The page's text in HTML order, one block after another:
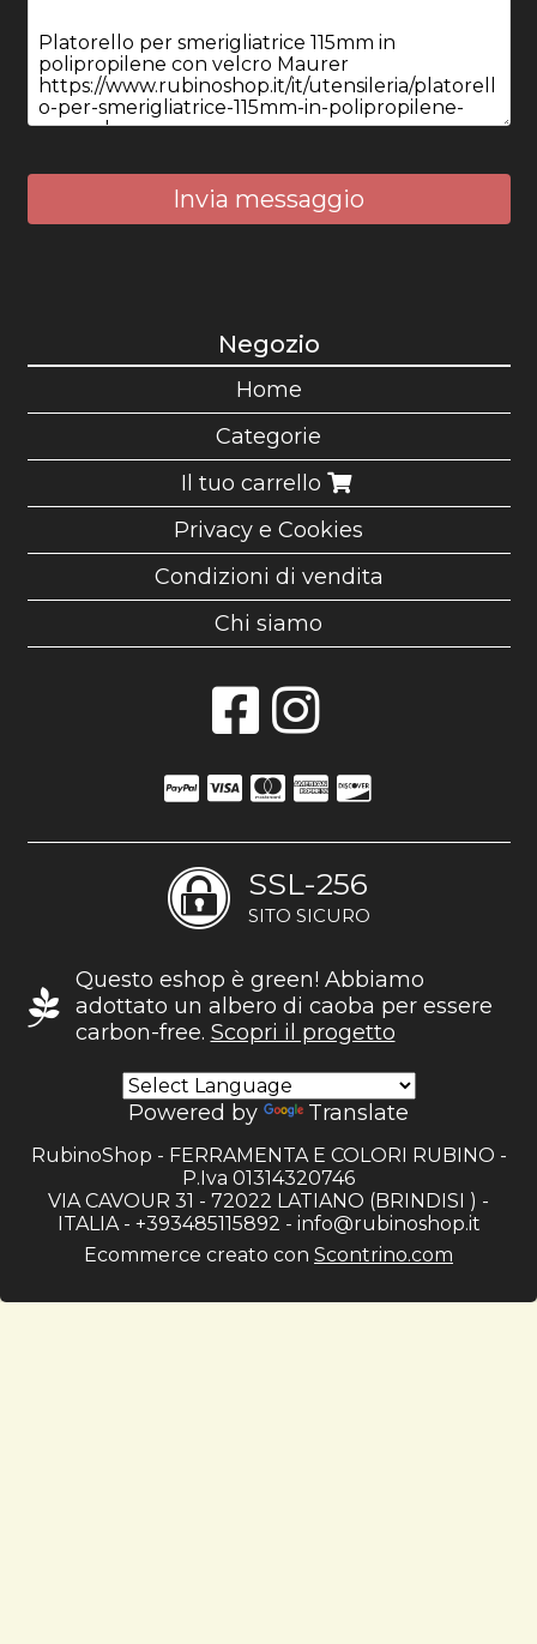
Invia messaggio
Negozio
Home
Categorie
Il tuo carrello
Privacy e Cookies
Condizioni di vendita
Chi siamo
SSL-256
SITO SICURO
Questo eshop è green! Abbiamo
adottato un albero di caoba per essere
carbon-free. Scopri il progetto
Powered by Translate
RubinoShop - FERRAMENTA E COLORI RUBINO -
P.Iva 01314320746
VIA CAVOUR 31 - 72022 LATIANO (BRINDISI ) -
ITALIA - +393485115892 - info@rubinoshop.it
Ecommerce creato con Scontrino.com